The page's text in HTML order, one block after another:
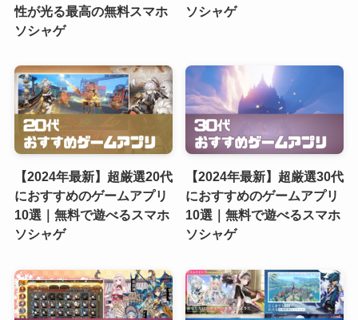
性が光る最高の無料スマホ
ソシャゲ
ソシャゲ
【2024年最新】超厳選20代
におすすめのゲームアプリ
10選｜無料で遊べるスマホ
ソシャゲ
【2024年最新】超厳選30代
におすすめのゲームアプリ
10選｜無料で遊べるスマホ
ソシャゲ